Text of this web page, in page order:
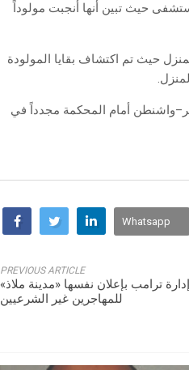
حيث تبين أنها أنجبت مولوداً
حيث تم اكتشاف بقايا المولودة
أمام المحكمة مجدداً في
Whatsapp
PREVIOUS ARTICLE
ترامب بإعلان نفسها «مدينة ملاذ»
للمهاجرين غير الشرعيين